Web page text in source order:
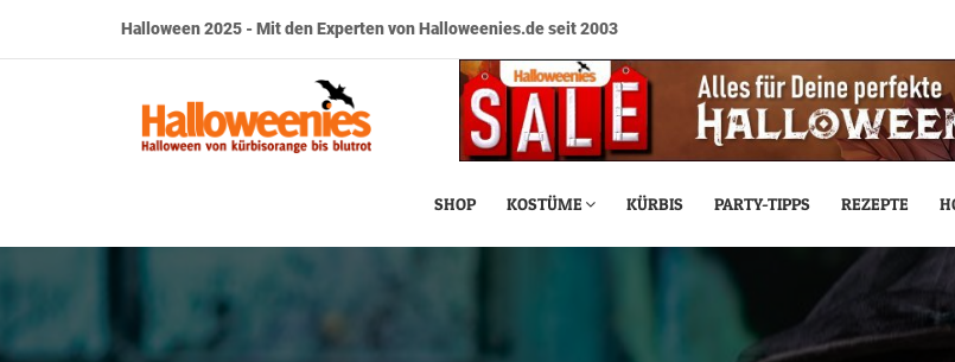
Halloween 2025 - Mit den Experten von Halloweenies.de seit 2003
SHOP KOSTÜME KÜRBIS PARTY-TIPPS REZEPTE